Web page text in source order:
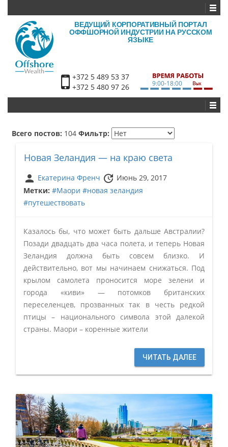
ВЕДУЩИЙ КОРПОРАТИВНЫЙ ПОРТАЛ
ОФФШОРНОЙ ИНДУСТРИИ НА РУССКОМ
ЯЗЫКЕ
+372 5 489 53 37
+372 5 480 97 26
9:00-18:00
Всего постов: 104 Фильтр:
Новая Зеландия — на краю света
person Екатерина Френч update Июнь 29, 2017
Метки: #Маори #новая зеландия
#путешествовать
Казалось бы, что может быть дальше Австралии?
Позади двадцать два часа полета, и теперь Новая
Зеландия должна быть совсем близко. И
действительно, вот мы начинаем снижаться. Под
крылом самолета проносится море зелени и
города «киви» — потомков британских
переселенцев, прозванных так в честь редкой
птицы – национального символа этой далекой
страны. Маори – коренные жители
ЧИТАТЬ ДАЛЕЕ